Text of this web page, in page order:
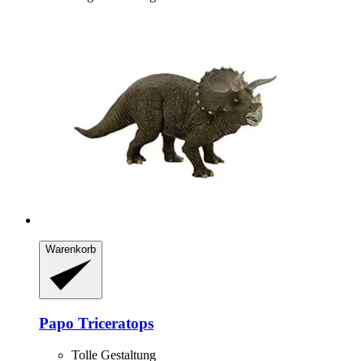
Warenkorb
Papo Triceratops
Tolle Gestaltung